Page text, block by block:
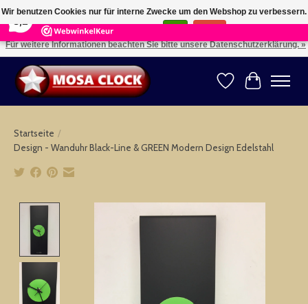
164 Reviews ×
Kies uw taal: NL -- Wählen Sie ihre Sprache: DE -- Choose your language: EN ⇓ ⇒
Wunschzettel
Ihr
Startseite /
Design - Wanduhr Black-Line & GREEN Modern Design Edelstahl
Wir benutzen Cookies nur für interne Zwecke um den Webshop zu verbessern.
Ist das in Ordnung?
Für weitere Informationen beachten Sie bitte unsere Datenschutzerklärung. »